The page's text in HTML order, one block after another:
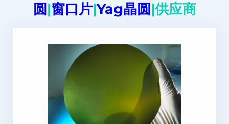
圆|窗口片|Yag晶圆|供应商